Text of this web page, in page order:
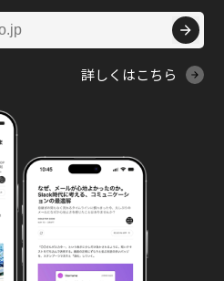
詳しくはこちら